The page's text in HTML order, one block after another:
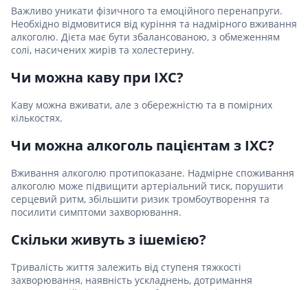
Важливо уникати фізичного та емоційного перенапруги.
Необхідно відмовитися від куріння та надмірного вживання
алкоголю. Дієта має бути збалансованою, з обмеженням
солі, насичених жирів та холестерину.
Чи можна каву при ІХС?
Каву можна вживати, але з обережністю та в помірних
кількостях.
Чи можна алкоголь пацієнтам з ІХС?
Вживання алкоголю протипоказане. Надмірне споживання
алкоголю може підвищити артеріальний тиск, порушити
серцевий ритм, збільшити ризик тромбоутворення та
посилити симптоми захворювання.
Скільки живуть з ішемією?
Тривалість життя залежить від ступеня тяжкості
захворювання, наявність ускладнень, дотримання